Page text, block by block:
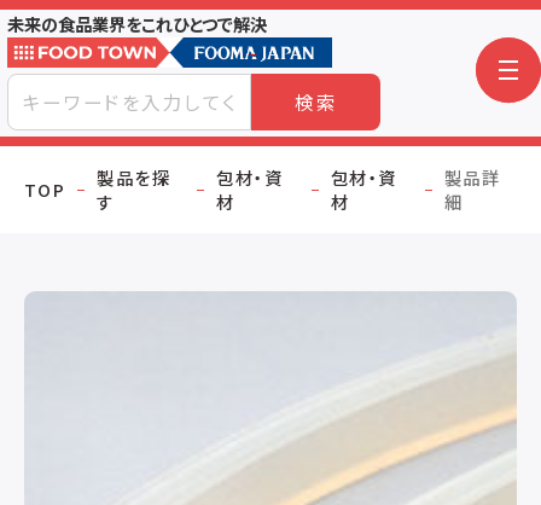
未来の食品業界をこれひとつで解決
検索
TOP
製品を探
す
包材・資
材
包材・資
材
製品詳
細